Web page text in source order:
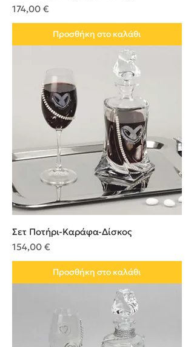
Τιμή
174,00 €
Προσθήκη στο καλάθι
Σετ Ποτήρι-Καράφα-Δίσκος
Τιμή
154,00 €
Προσθήκη στο καλάθι